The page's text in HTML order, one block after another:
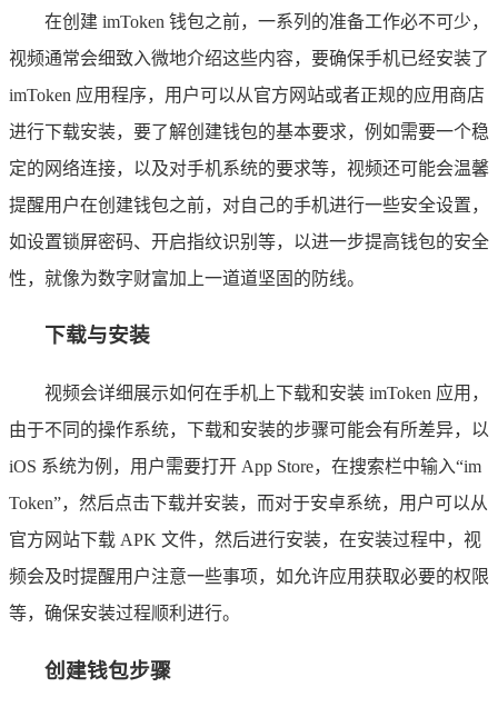
在创建 imToken 钱包之前，一系列的准备工作必不可少，
视频通常会细致入微地介绍这些内容，要确保手机已经安装了
imToken 应用程序，用户可以从官方网站或者正规的应用商店
进行下载安装，要了解创建钱包的基本要求，例如需要一个稳
定的网络连接，以及对手机系统的要求等，视频还可能会温馨
提醒用户在创建钱包之前，对自己的手机进行一些安全设置，
如设置锁屏密码、开启指纹识别等，以进一步提高钱包的安全
性，就像为数字财富加上一道道坚固的防线。
下载与安装
视频会详细展示如何在手机上下载和安装 imToken 应用，
由于不同的操作系统，下载和安装的步骤可能会有所差异，以
iOS 系统为例，用户需要打开 App Store，在搜索栏中输入“im
Token”，然后点击下载并安装，而对于安卓系统，用户可以从
官方网站下载 APK 文件，然后进行安装，在安装过程中，视
频会及时提醒用户注意一些事项，如允许应用获取必要的权限
等，确保安装过程顺利进行。
创建钱包步骤